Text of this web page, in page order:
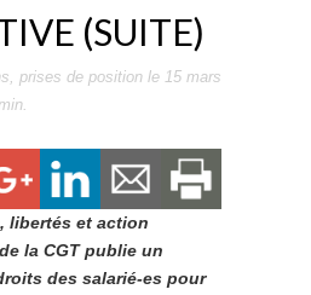
(SUITE)
, prises de position le 15 mars
.
libertés et action
la CGT publie un
des salarié-es pour